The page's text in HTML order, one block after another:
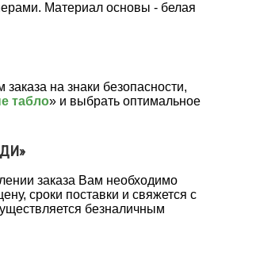
Материал основы - белая
на знаки безопасности,
табло» и выбрать оптимальное
заказа Вам необходимо
сроки поставки и свяжется с
безналичным